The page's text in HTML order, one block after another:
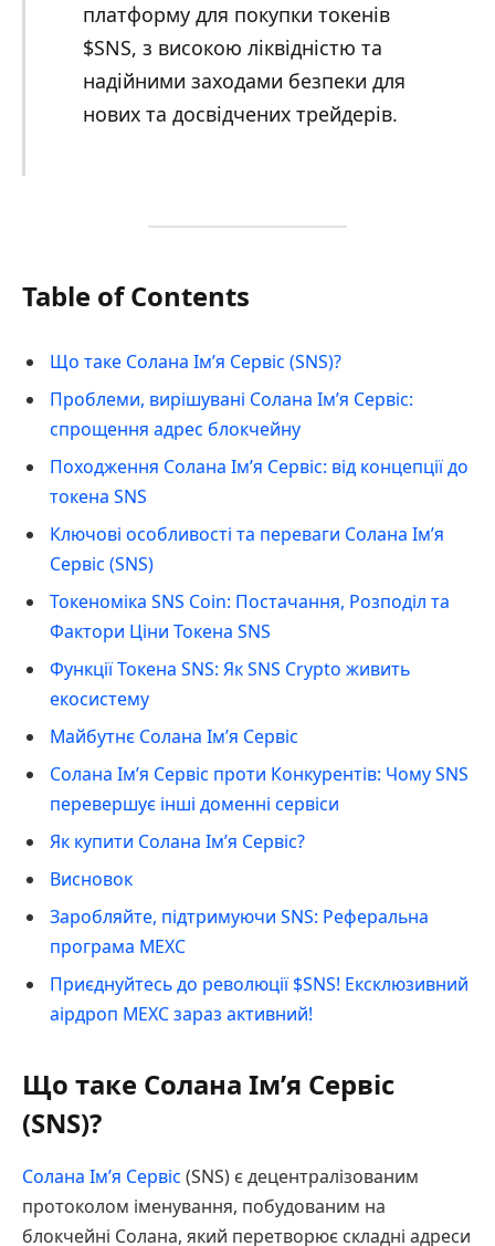
платформу для покупки токенів
$SNS, з високою ліквідністю та
надійними заходами безпеки для
нових та досвідчених трейдерів.
Table of Contents
Що таке Солана Ім’я Сервіс (SNS)?
Проблеми, вирішувані Солана Ім’я Сервіс:
спрощення адрес блокчейну
Походження Солана Ім’я Сервіс: від концепції до
токена SNS
Ключові особливості та переваги Солана Ім’я
Сервіс (SNS)
Токеноміка SNS Coin: Постачання, Розподіл та
Фактори Ціни Токена SNS
Функції Токена SNS: Як SNS Crypto живить
екосистему
Майбутнє Солана Ім’я Сервіс
Солана Ім’я Сервіс проти Конкурентів: Чому SNS
перевершує інші доменні сервіси
Як купити Солана Ім’я Сервіс?
Висновок
Заробляйте, підтримуючи SNS: Реферальна
програма MEXC
Приєднуйтесь до революції $SNS! Ексклюзивний
аірдроп MEXC зараз активний!
Що таке Солана Ім’я Сервіс
(SNS)?
Солана Ім’я Сервіс (SNS) є децентралізованим
протоколом іменування, побудованим на
блокчейні Солана, який перетворює складні адреси